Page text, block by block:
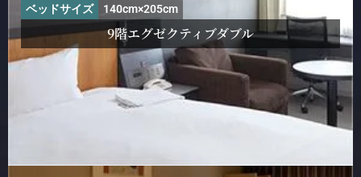
ベッドサイズ
140cm×205cm
9階エグゼクティブダブル